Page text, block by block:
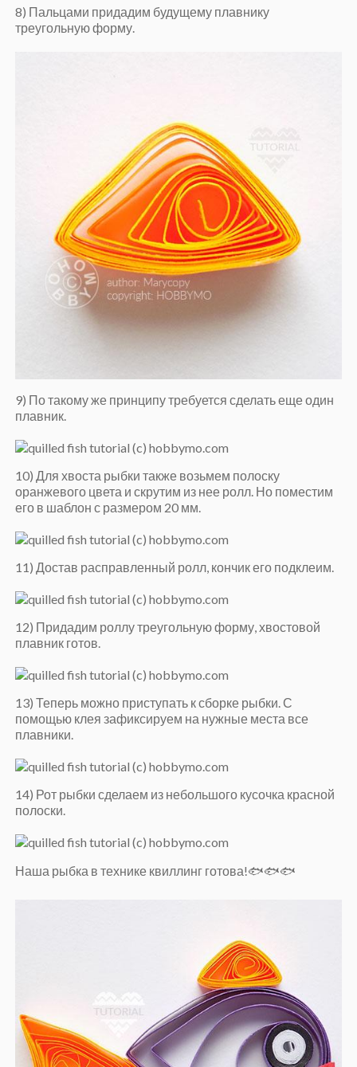
8) Пальцами придадим будущему плавнику
треугольную форму.
9) По такому же принципу требуется сделать еще один
плавник.
10) Для хвоста рыбки также возьмем полоску
оранжевого цвета и скрутим из нее ролл. Но поместим
его в шаблон с размером 20 мм.
11) Достав расправленный ролл, кончик его подклеим.
12) Придадим роллу треугольную форму, хвостовой
плавник готов.
13) Теперь можно приступать к сборке рыбки. С
помощью клея зафиксируем на нужные места все
плавники.
14) Рот рыбки сделаем из небольшого кусочка красной
полоски.
Наша рыбка в технике квиллинг готова!🐟🐟🐟